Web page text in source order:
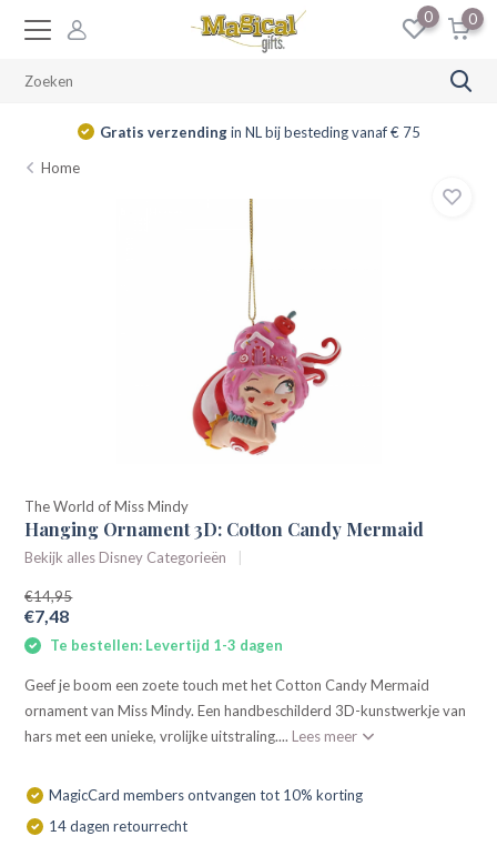
0 0
Gratis verzendingin NL bij besteding vanaf € 75
Home
The World of Miss Mindy
Hanging Ornament 3D: Cotton Candy Mermaid
Bekijk alles Disney Categorieën
€14,95
€7,48
Te bestellen: Levertijd 1-3 dagen
Geef je boom een zoete touch met het Cotton Candy Mermaid
ornament van Miss Mindy. Een handbeschilderd 3D-kunstwerkje van
hars met een unieke, vrolijke uitstraling.... Lees meer
MagicCard members ontvangen tot 10% korting
14 dagen retourrecht